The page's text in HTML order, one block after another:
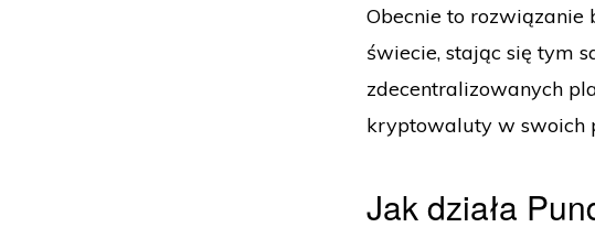
Obecnie to rozwiązanie
świecie, stając się tym
zdecentralizowanych
kryptowaluty w swoich
Jak działa